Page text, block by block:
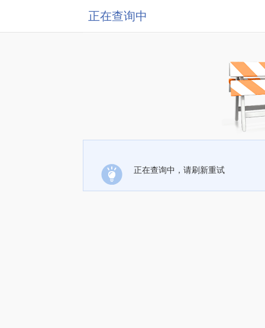
正在查询中
正在查询中，请刷新重试